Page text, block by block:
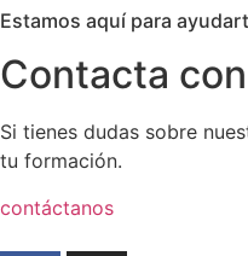
Estamos aquí para
Contacta
Si tienes dudas sobre
tu formación.
contáctanos